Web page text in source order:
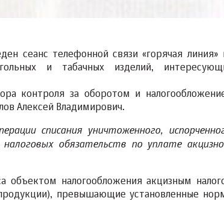
сеанс телефонной связи «горячая линия»
и табачных изделий,
контроля за оборотом и
Алексей Владимирович.
списания уничтоженного,
обязательств по уплате
объектом налогообложения акцизным
превышающие установленные